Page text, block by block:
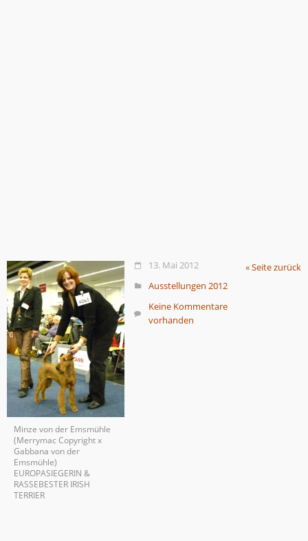
Minze von der Emsmühle
(Merrymac Copyright x
Gabbana von der
Emsmühle)
EUROPASIEGERIN &
RASSEBESTER IRISH
TERRIER
« Seite zurück
13. Mai 2012
Ausstellungen 2012
Keine Kommentare
vorhanden